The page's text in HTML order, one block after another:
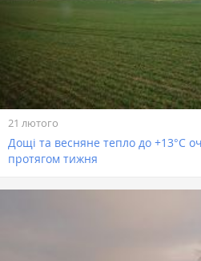
21 лютого
Дощі та весняне тепло до +13°С
протягом тижня